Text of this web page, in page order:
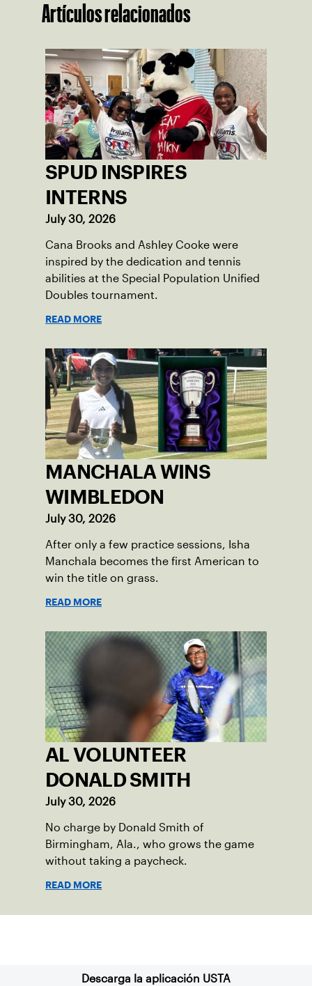
Artículos relacionados
SPUD INSPIRES
INTERNS
July 30, 2026
Cana Brooks and Ashley Cooke were
inspired by the dedication and tennis
abilities at the Special Population Unified
Doubles tournament.
READ MORE
MANCHALA WINS
WIMBLEDON
July 30, 2026
After only a few practice sessions, Isha
Manchala becomes the first American to
win the title on grass.
READ MORE
AL VOLUNTEER
DONALD SMITH
July 30, 2026
No charge by Donald Smith of
Birmingham, Ala., who grows the game
without taking a paycheck.
READ MORE
Descarga la aplicación USTA